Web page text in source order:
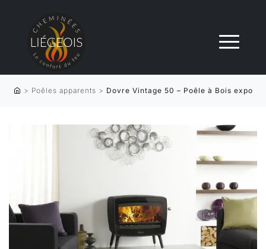
> Poêles apparents > Dovre Vintage 50 – Poêle à Bois expo